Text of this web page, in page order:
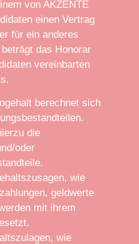
von AKZENTE
einen Vertrag
für ein anderes
das Honorar
vereinbarten
berechnet sich
die
oder
wie
geldwerte
mit ihrem
wie